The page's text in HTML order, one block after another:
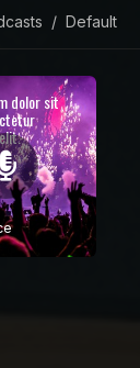
Default
dolor sit